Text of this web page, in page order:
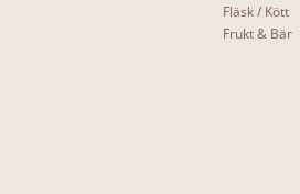
Fläsk / Kött
Frukt & Bär